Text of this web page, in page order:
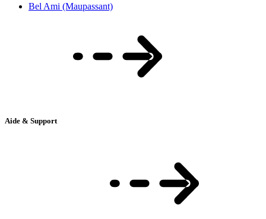
Bel Ami (Maupassant)
Aide & Support